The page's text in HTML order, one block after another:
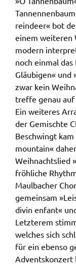
reindeer« bot
einem weiteren
modern
noch einmal
Gläubigen« und
zwar kein
treffe genau auf
Ein weiteres
der Gemischte
Beschwingt
mountain«
Weihnachtslied
fröhliche
Maulbacher
gemeinsam
divin enfant«
Letzterem
welches sich
für ein ebenso
Adventskonzert